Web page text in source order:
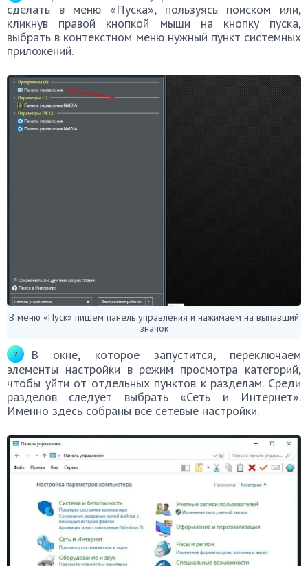
сделать в меню «Пуска», пользуясь поиском или,
кликнув правой кнопкой мыши на кнопку пуска,
выбрать в контекстном меню нужный пункт системных
приложений.
В меню «Пуск» пишем панель управления и нажимаем на выпавший
значок
В окне, которое запустится, переключаем
элементы настройки в режим просмотра категорий,
чтобы уйти от отдельных пунктов к разделам. Среди
разделов следует выбрать «Сеть и Интернет».
Именно здесь собраны все сетевые настройки.